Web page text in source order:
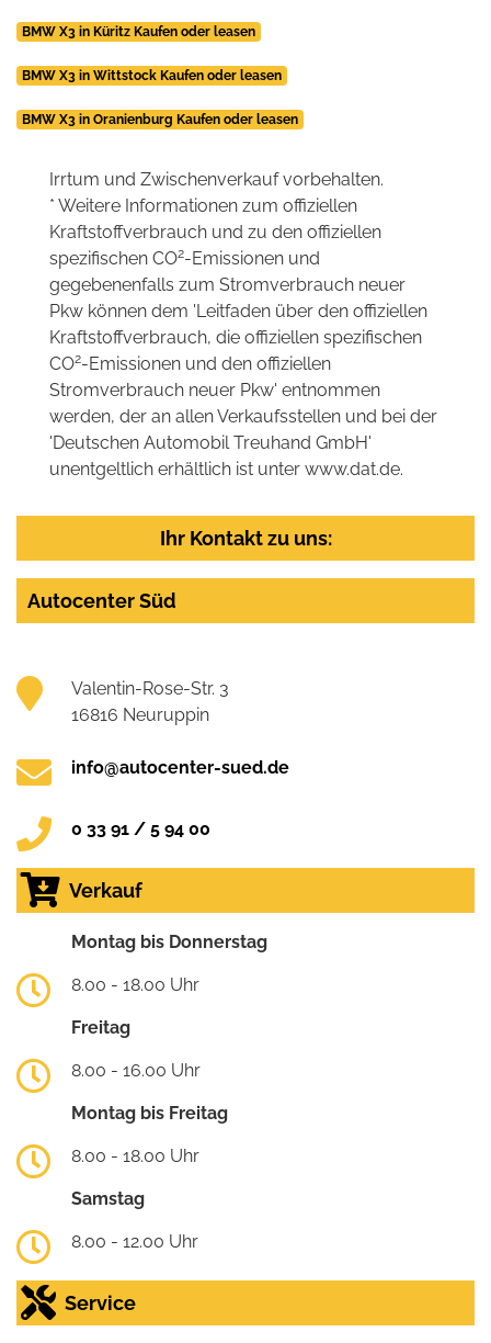
BMW X3 in Küritz Kaufen oder leasen
BMW X3 in Wittstock Kaufen oder leasen
BMW X3 in Oranienburg Kaufen oder leasen
Irrtum und Zwischenverkauf vorbehalten.
* Weitere Informationen zum offiziellen
Kraftstoffverbrauch und zu den offiziellen
spezifischen CO2-Emissionen und
gegebenenfalls zum Stromverbrauch neuer
Pkw können dem 'Leitfaden über den offiziellen
Kraftstoffverbrauch, die offiziellen spezifischen
CO2-Emissionen und den offiziellen
Stromverbrauch neuer Pkw' entnommen
werden, der an allen Verkaufsstellen und bei der
'Deutschen Automobil Treuhand GmbH'
unentgeltlich erhältlich ist unter www.dat.de.
Ihr Kontakt zu uns:
Autocenter Süd
Valentin-Rose-Str. 3
16816 Neuruppin
info@autocenter-sued.de
0 33 91 / 5 94 00
Verkauf
Montag bis Donnerstag
8.00 - 18.00 Uhr
Freitag
8.00 - 16.00 Uhr
Montag bis Freitag
8.00 - 18.00 Uhr
Samstag
8.00 - 12.00 Uhr
Service